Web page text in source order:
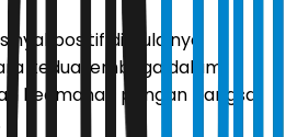
positif dimulainya
kedua lembaga dalam
keamanan pangan bangsa